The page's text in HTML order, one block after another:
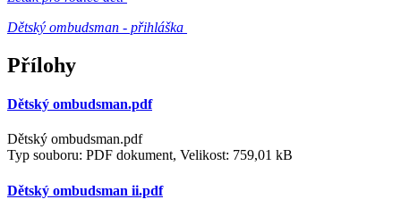
Dětský ombudsman - přihláška
Přílohy
Dětský ombudsman.pdf
Dětský ombudsman.pdf
Typ souboru: PDF dokument, Velikost: 759,01 kB
Dětský ombudsman ii.pdf